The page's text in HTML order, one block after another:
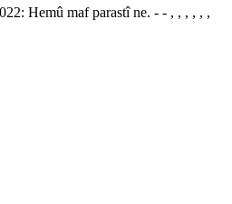
Hemû maf parastî ne. - - , , , , , ,